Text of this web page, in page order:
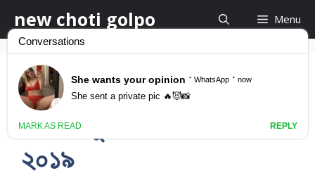
to
content
new choti golpo Menu
বৌদি যেভাবেই হোক এই
মাগীকে চুদতে হবে। বাংলা চটি
২০১৯